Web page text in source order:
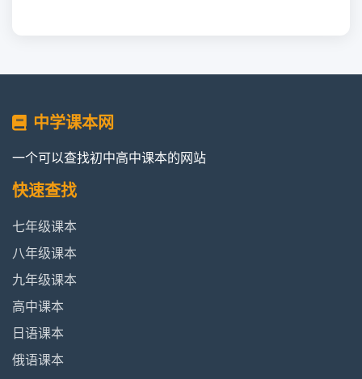
中学课本网
一个可以查找初中高中课本的网站
快速查找
七年级课本
八年级课本
九年级课本
高中课本
日语课本
俄语课本